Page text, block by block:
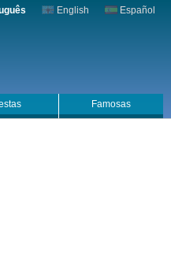
English Español
Famosas